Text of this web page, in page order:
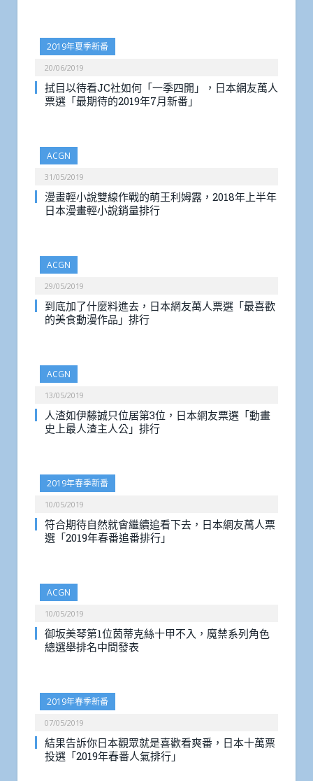
2019年夏季新番
20/06/2019
拭目以待看JC社如何「一季四開」，日本網友萬人
票選「最期待的2019年7月新番」
ACGN
31/05/2019
漫畫輕小說雙線作戰的萌王利姆露，2018年上半年
日本漫畫輕小說銷量排行
ACGN
29/05/2019
到底加了什麼料進去，日本網友萬人票選「最喜歡
的美食動漫作品」排行
ACGN
13/05/2019
人渣如伊藤誠只位居第3位，日本網友票選「動畫
史上最人渣主人公」排行
2019年春季新番
10/05/2019
符合期待自然就會繼續追看下去，日本網友萬人票
選「2019年春番追番排行」
ACGN
10/05/2019
御坂美琴第1位茵蒂克絲十甲不入，魔禁系列角色
總選舉排名中間發表
2019年春季新番
07/05/2019
結果告訴你日本觀眾就是喜歡看爽番，日本十萬票
投選「2019年春番人氣排行」